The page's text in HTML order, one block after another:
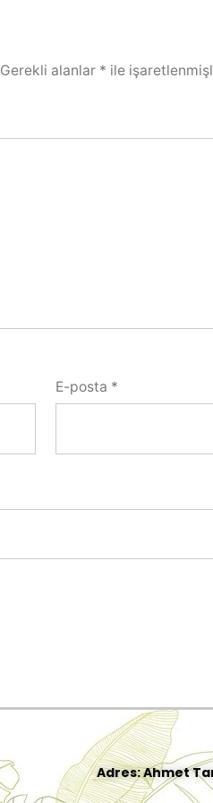
Gerekli alanlar * ile
E-posta *
Adres: Ahmet